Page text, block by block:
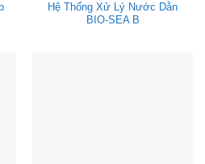
Hệ Thống Xử Lý Nước Dằn
BIO-SEA B